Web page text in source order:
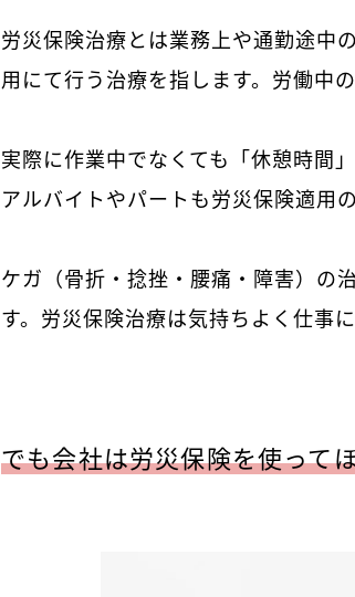
労災保険治療とは業務上や通勤途中
用にて行う治療を指します。労働中
実際に作業中でなくても「休憩時間
アルバイトやパートも労災保険適用
ケガ（骨折・捻挫・腰痛・障害）の
す。労災保険治療は気持ちよく仕事
でも会社は労災保険を使って